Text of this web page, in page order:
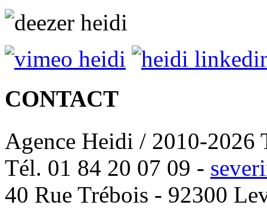
CONTACT
Agence Heidi / 2010-2026
Tél. 01 84 20 07 09 -
40 Rue Trébois - 92300